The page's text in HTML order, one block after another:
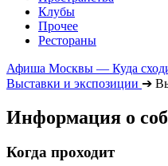
Клубы
Прочее
Рестораны
Афиша Москвы — Куда
Выставки и экспозиции ➔
Информация о
Когда проходит